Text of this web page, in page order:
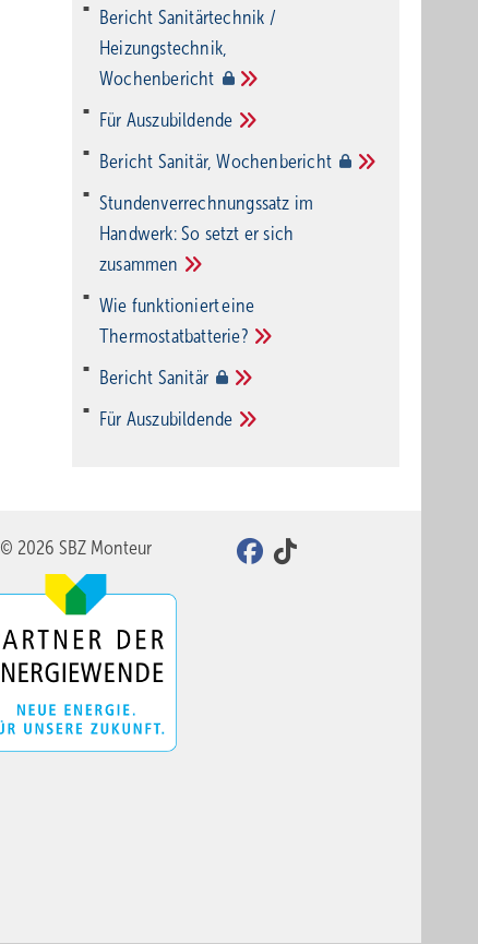
Bericht Sanitärtechnik /
Heizungstechnik,
Wochenbericht
Für Auszubildende
Bericht Sanitär,Wochenbericht
Stundenverrechnungssatz im
Handwerk: So setzt er sich
zusammen
Wie funktioniert eine
Thermostatbatterie?
Bericht Sanitär
Für Auszubildende
© 2026 SBZ Monteur